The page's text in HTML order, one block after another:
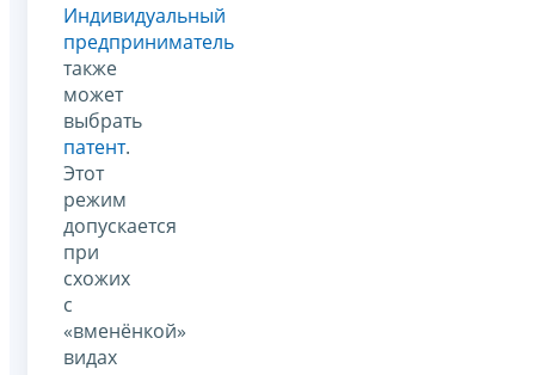
Индивидуальный
предприниматель
также
может
выбрать
патент.
Этот
режим
допускается
при
схожих
с
«вменёнкой»
видах